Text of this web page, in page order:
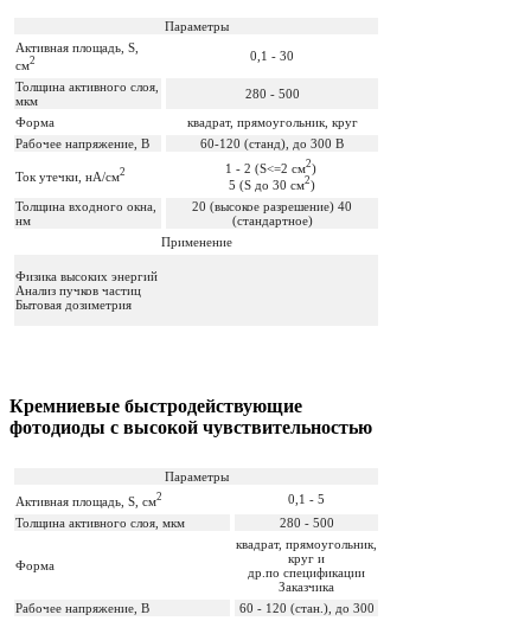
Параметры
Активная площадь, S,
см2 0,1 - 30
Толщина активного слоя,
мкм
280 - 500
Форма
квадрат, прямоугольник, круг
Рабочее напряжение, В
60-120 (станд), до 300 В
Ток утечки, нА/см2 1 - 2 (S<=2 см2)
5 (S до 30 см2)
Толщина входного окна,
нм
20 (высокое разрешение) 40
(стандартное)
Применение
Физика высоких энергий
Анализ пучков частиц
Бытовая дозиметрия
Кремниевые быстродействующие
фотодиоды с высокой чувствительностью
Параметры
Активная площадь, S, см2
0,1 - 5
Толщина активного слоя, мкм
280 - 500
Форма
квадрат, прямоугольник,
круг и
др.по спецификации
Заказчика
Рабочее напряжение, В
60 - 120 (стан.), до 300